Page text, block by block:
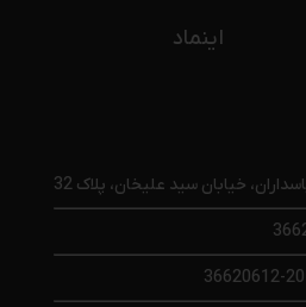
اینماد
خیابان سید علیخان، پلاک 32